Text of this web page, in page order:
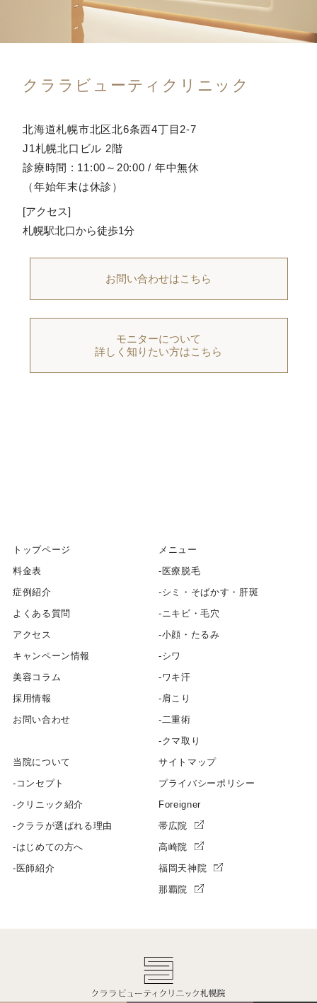
クララビューティクリニック
北海道札幌市北区北6条西4丁目2-7
J1札幌北口ビル 2階
診療時間 : 11:00～20:00 / 年中無休
（年始年末は休診）
[アクセス]
札幌駅北口から徒歩1分
お問い合わせはこちら
モニターについて
詳しく知りたい方はこちら
トップページ
料金表
症例紹介
よくある質問
アクセス
キャンペーン情報
美容コラム
採用情報
お問い合わせ
当院について
コンセプト
クリニック紹介
クララが選ばれる理由
はじめての方へ
医師紹介
メニュー
医療脱毛
シミ・そばかす・肝斑
ニキビ・毛穴
小顔・たるみ
シワ
ワキ汗
肩こり
二重術
クマ取り
サイトマップ
プライバシーポリシー
Foreigner
帯広院
高崎院
福岡天神院
那覇院